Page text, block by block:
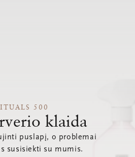
500
klaida
puslapį, o problemai
susisiekti su mumis.